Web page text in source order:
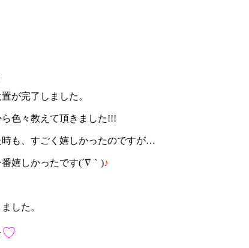
が完了しました。
色々教えて頂きました!!!
も、すごく嬉しかったのですが…
嬉しかったです(´∇｀)♪
した。
♡